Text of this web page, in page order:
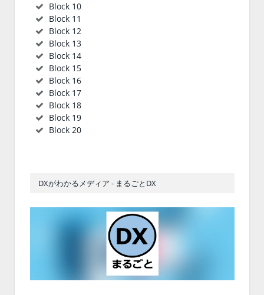
Block 10
Block 11
Block 12
Block 13
Block 14
Block 15
Block 16
Block 17
Block 18
Block 19
Block 20
DXがわかるメディア - まるごとDX